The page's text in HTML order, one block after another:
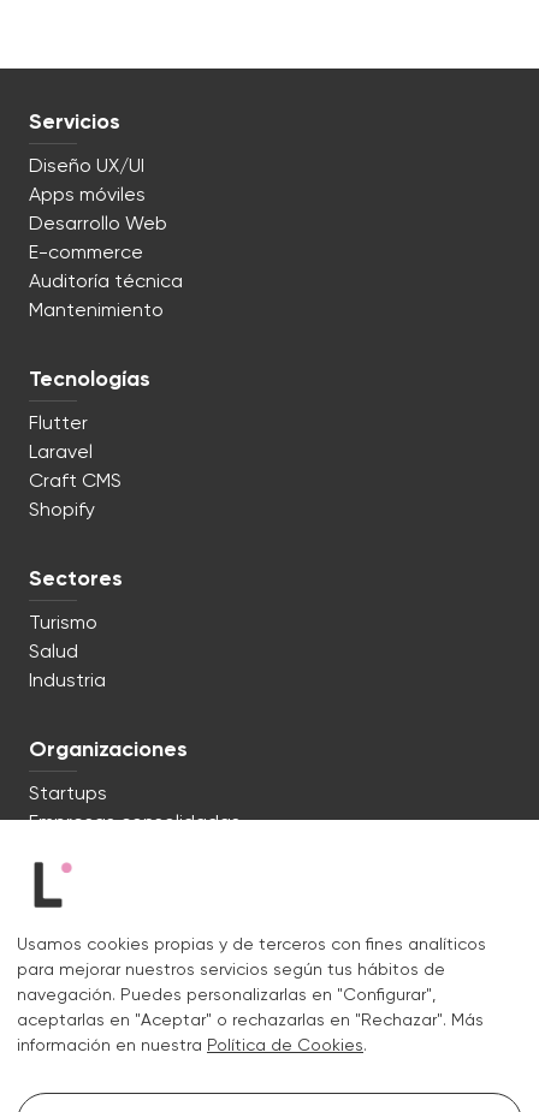
Estamos listos. ¿Hablamos?
c/ Lluís Muntadas 8, 08035 Barcelona
+34 722 670 621
hello@liquid.cat
Servicios
Diseño UX/UI
Apps móviles
Desarrollo Web
E-commerce
Auditoría técnica
Mantenimiento
Tecnologías
Flutter
Laravel
Craft CMS
Shopify
Sectores
Turismo
Salud
Industria
Organizaciones
Startups
Empresas consolidadas
Usamos cookies propias y de terceros con fines analíticos
para mejorar nuestros servicios según tus hábitos de
navegación. Puedes personalizarlas en "Configurar",
aceptarlas en "Aceptar" o rechazarlas en "Rechazar". Más
información en nuestra Política de Cookies.